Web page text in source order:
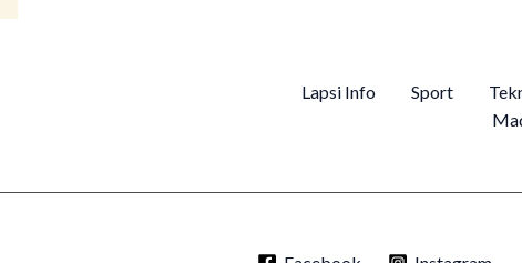
Lapsi Info Sport